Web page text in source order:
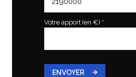
Votre apport (en €) *
ENVOYER